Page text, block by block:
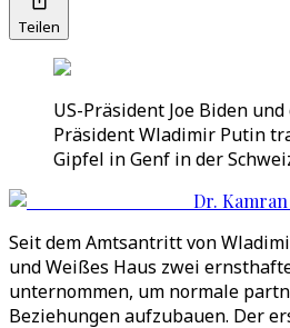
Teilen
US-Präsident Joe Biden
Präsident Wladimir Putin
Gipfel in Genf in der
Dr. Kamran
Seit dem Amtsantritt von
und Weißes Haus zwei
unternommen, um normale
Beziehungen aufzubauen. Der